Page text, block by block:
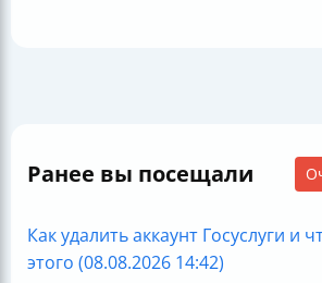
Ранее вы посещали
Как удалить аккаунт Госуслуги и
этого (08.08.2026 14:42)